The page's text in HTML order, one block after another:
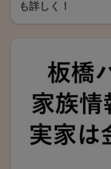
も詳しく！